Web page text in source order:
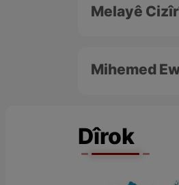
Melayê
Mihemed
Dîrok